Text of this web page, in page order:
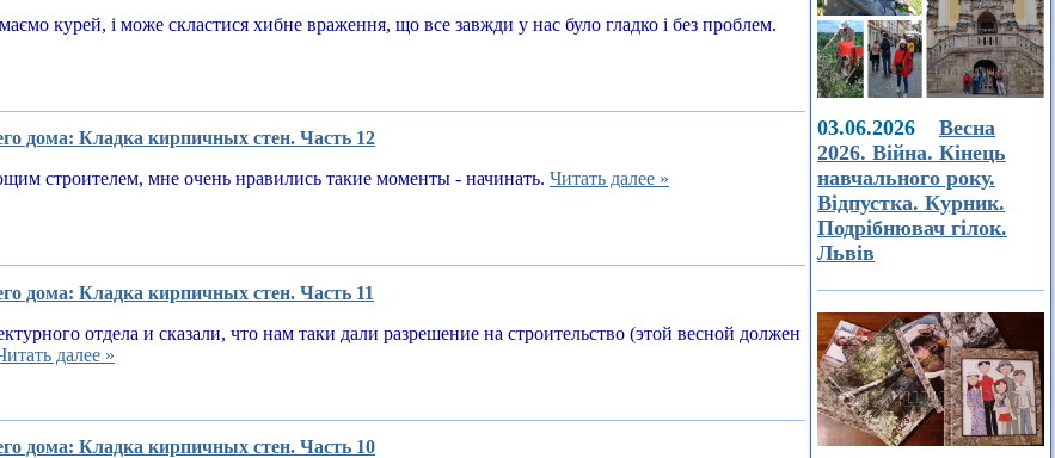
курей, і може скластися хибне враження, що все завжди у нас було гладко і без проблем.
дома: Кладка кирпичных стен. Часть 12
строителем, мне очень нравились такие моменты - начинать. Читать далее »
дома: Кладка кирпичных стен. Часть 11
отдела и сказали, что нам таки дали разрешение на строительство (этой весной должен
далее »
дома: Кладка кирпичных стен. Часть 10
03.06.2026 Весна
2026. Війна. Кінець
навчального року.
Відпустка. Курник.
Подрібнювач гілок.
Львів